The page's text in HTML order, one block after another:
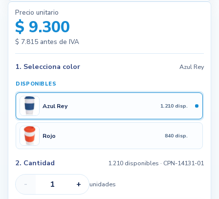
Precio unitario
$ 9.300
$ 7.815antes de IVA
1. Selecciona color Azul Rey
DISPONIBLES
Azul Rey 1.210 disp.
Rojo 840 disp.
2. Cantidad 1.210 disponibles · CPN-14131-01
- + unidades